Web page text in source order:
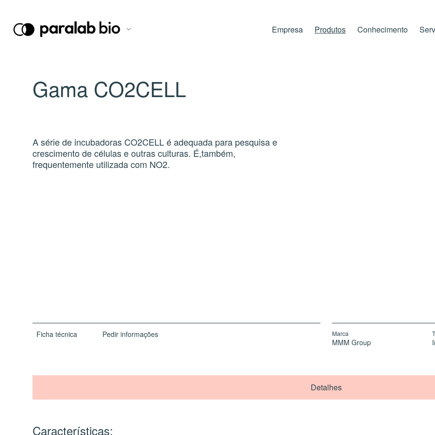
Empresa Produtos Conhecimento
Gama CO2CELL
A série de incubadoras CO2CELL é adequada para pesquisa e
crescimento de células e outras culturas. É,também,
frequentemente utilizada com NO2.
Ficha técnica Pedir informações Marca
MMM Group
Detalhes
Características: